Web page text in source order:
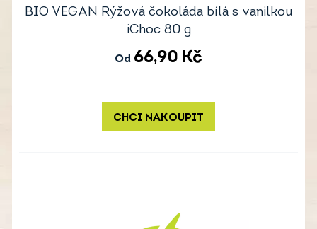
BIO VEGAN Rýžová čokoláda bílá s vanilkou
iChoc 80 g
Od 66,90 Kč
CHCI NAKOUPIT